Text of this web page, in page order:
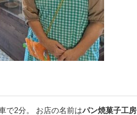
で2分。 お店の名前はパン焼菓子工房